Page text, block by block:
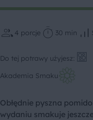
4 porcje 30 min
Do tej potrawy użyjesz:
Akademia Smaku
Obłędnie pyszna
wydaniu smakuje